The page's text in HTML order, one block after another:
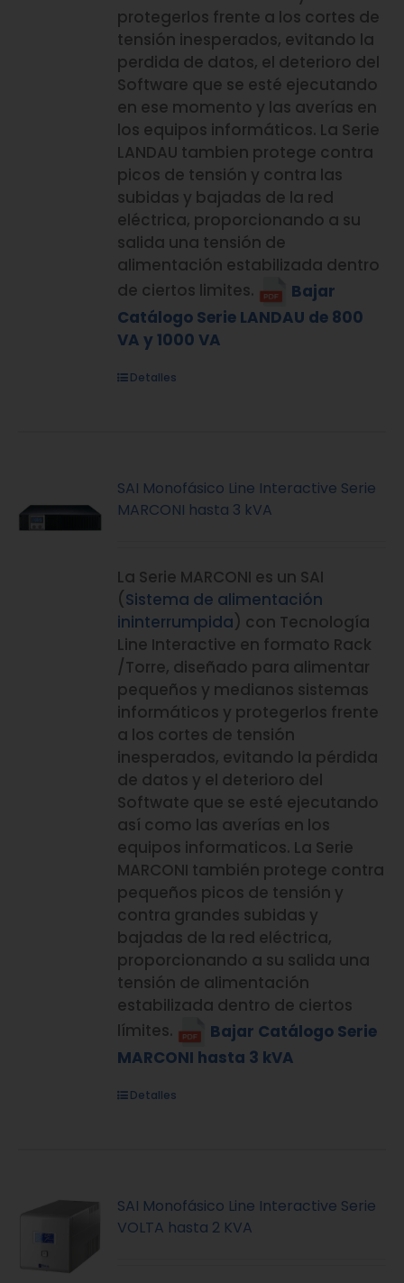
protegerlos frente a los cortes de
tensión inesperados, evitando la
perdida de datos, el deterioro del
Software que se esté ejecutando
en ese momento y las averías en
los equipos informáticos. La Serie
LANDAU tambien protege contra
picos de tensión y contra las
subidas y bajadas de la red
eléctrica, proporcionando a su
salida una tensión de
alimentación estabilizada dentro
de ciertos limites.
Bajar
Catálogo Serie LANDAU de 800
VA y 1000 VA
Detalles
SAI Monofásico Line Interactive Serie
MARCONI hasta 3 kVA
La Serie MARCONI es un SAI
(Sistema de alimentación
ininterrumpida) con Tecnología
Line Interactive en formato Rack
/Torre, diseñado para alimentar
pequeños y medianos sistemas
informáticos y protegerlos frente
a los cortes de tensión
inesperados, evitando la pérdida
de datos y el deterioro del
Softwate que se esté ejecutando
así como las averías en los
equipos informaticos. La Serie
MARCONI también protege contra
pequeños picos de tensión y
contra grandes subidas y
bajadas de la red eléctrica,
proporcionando a su salida una
tensión de alimentación
estabilizada dentro de ciertos
límites.
Bajar Catálogo Serie
MARCONI hasta 3 kVA
Detalles
SAI Monofásico Line Interactive Serie
VOLTA hasta 2 KVA